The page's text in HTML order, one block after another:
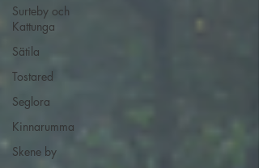
Surteby och
Kattunga
Sätila
Tostared
Seglora
Kinnarumma
Skene by